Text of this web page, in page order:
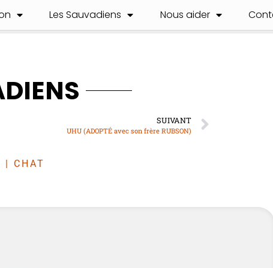
Les Sauvadiens Nous aider
SUIVANT
UHU (ADOPTÉ avec son frère RUBSON)
| CHAT